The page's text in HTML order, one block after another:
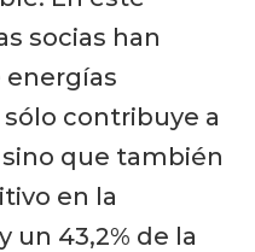
socias han
energías
contribuye a
que también
en la
un 43,2% de la